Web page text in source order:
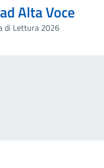
Alta Voce
di Lettura 2026